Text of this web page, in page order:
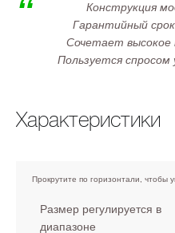
Конструкция
Гарантийный
Сочетает высокое
Пользуется спросом
Характеристики
Размер регулируется в
диапазоне